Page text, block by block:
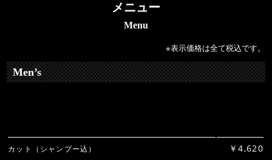
メニュー
Menu
※表示価格は全て税込です。
Men’s
カット（シャンプー込） ￥4,620